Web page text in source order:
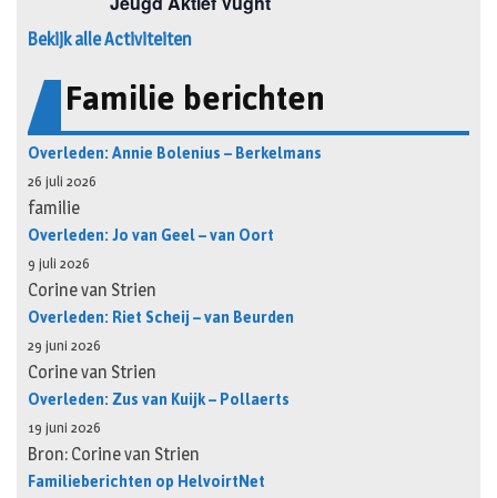
Bekijk alle Activiteiten
Familie berichten
Overleden: Annie Bolenius – Berkelmans
26 juli 2026
familie
Overleden: Jo van Geel – van Oort
9 juli 2026
Corine van Strien
Overleden: Riet Scheij – van Beurden
29 juni 2026
Corine van Strien
Overleden: Zus van Kuijk – Pollaerts
19 juni 2026
Bron: Corine van Strien
Familieberichten op HelvoirtNet